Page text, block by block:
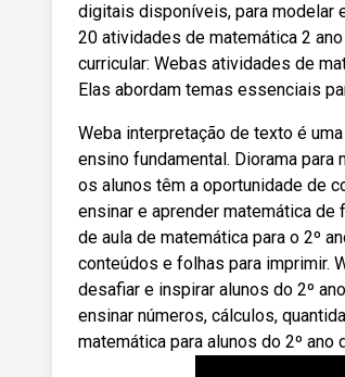
digitais disponíveis, para modelar
20 atividades de matemática 2
curricular: Webas atividades de
Elas abordam temas essenciais
Weba interpretação de texto é
ensino fundamental. Diorama para
os alunos têm a oportunidade de
ensinar e aprender matemática
de aula de matemática para o 2º
conteúdos e folhas para imprimir.
desafiar e inspirar alunos do 2º
ensinar números, cálculos,
matemática para alunos do 2º